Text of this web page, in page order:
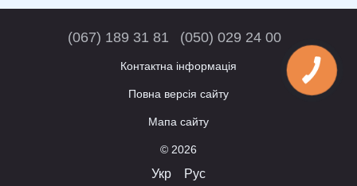
(067) 189 31 81 (050) 029 24 00
Контактна інформація
Повна версія сайту
Мапа сайту
© 2026
Укр Рус